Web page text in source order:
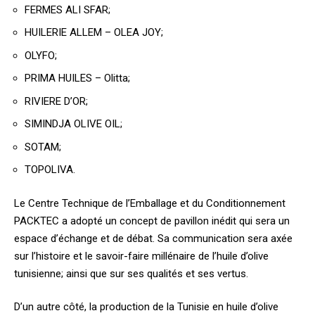
FERMES ALI SFAR;
HUILERIE ALLEM – OLEA JOY;
OLYFO;
PRIMA HUILES – Olitta;
RIVIERE D’OR;
SIMINDJA OLIVE OIL;
SOTAM;
TOPOLIVA.
Le Centre Technique de l’Emballage et du Conditionnement
PACKTEC a adopté un concept de pavillon inédit qui sera un
espace d’échange et de débat. Sa communication sera axée
sur l’histoire et le savoir-faire millénaire de l’huile d’olive
tunisienne; ainsi que sur ses qualités et ses vertus.
D’un autre côté, la production de la Tunisie en huile d’olive